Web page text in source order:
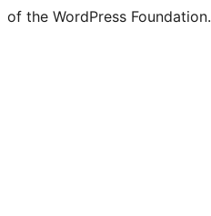
of the WordPress Foundation.